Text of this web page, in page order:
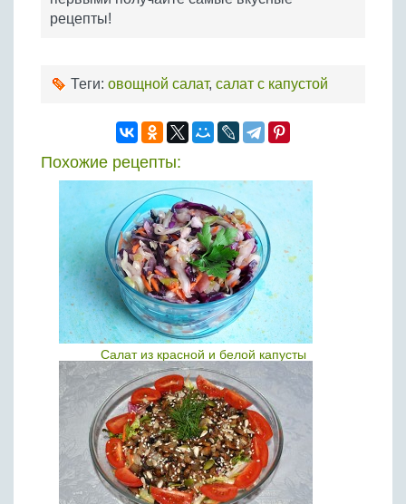
рецепты!
Теги: овощной салат, салат с капустой
Похожие рецепты:
Салат из красной и белой капусты